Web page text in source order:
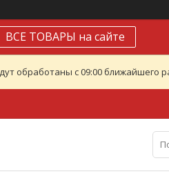
ВСЕ ТОВАРЫ на сайте
обработаны с 09:00 ближайшего